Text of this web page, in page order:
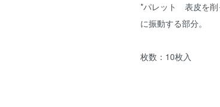
*パレット 表皮を削
に振動する部分。
枚数：10枚入